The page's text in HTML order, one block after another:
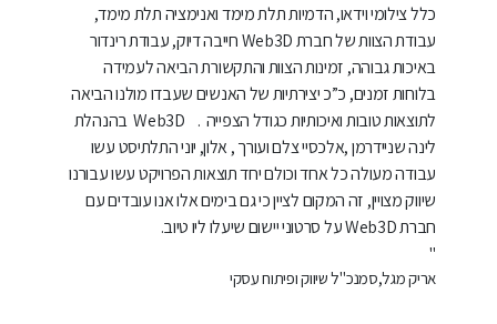
כלל צילומי וידאו, הדמיות תלת מימד ואנימציה תלת מימד,
עבודת הצוות של חברת Web3D חייבה דיוק, עבודת רינדור
באיכות גבוהה, זמינות הצוות והתקשורת הביאה לעמידה
בלוחות זמנים, כ”כ יצירתיות של האנשים שעבדו מולנו הביאה
לתוצאות טובות ואיכותיות כגודל הצפייה .
Web3D בהנהלת
לינה שניידרמן ,אלכסיי צלם ועורך , אלון, יוני התלתיסט עשו
עבודה מעולה כל אחד וכולם יחד תוצאות הפרויקט עשו עבורנו
שיווק מצויין, זה המקום לציין כי גם בימים אלו אנו עובדים עם
חברת Web3D על סרטוני יישום שיעלו ליו טיוב.
"
אריק מגל,סמנכ"ל שיווק ופיתוח עסקי